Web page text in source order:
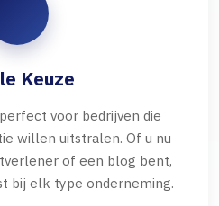
Keuze
voor bedrijven die
willen uitstralen. Of u nu
of een blog bent,
bij elk type onderneming.